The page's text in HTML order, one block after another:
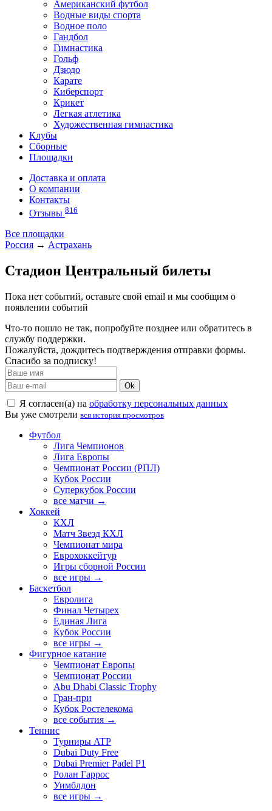
Американский футбол
Водные виды спорта
Водное поло
Гандбол
Гимнастика
Гольф
Дзюдо
Карате
Киберспорт
Крикет
Легкая атлетика
Художественная гимнастика
Клубы
Сборные
Площадки
Доставка и оплата
О компании
Контакты
Отзывы 816
Все площадки
Россия → Астрахань
Стадион Центральный билеты
Пока нет событий, оставьте свой email и мы сообщим о
появлении событий
Что-то пошло не так, попробуйте позднее или обратитесь в
службу поддержки.
Пожалуйста, дождитесь подтверждения отправки формы.
Спасибо за подписку!
Ok
Я согласен(а) на обработку персональных данных
Вы уже смотрели вся история просмотров
Футбол
Лига Чемпионов
Лига Европы
Чемпионат России (РПЛ)
Кубок России
Суперкубок России
все матчи →
Хоккей
КХЛ
Матч Звезд КХЛ
Чемпионат мира
Еврохоккейтур
Игры сборной России
все игры →
Баскетбол
Евролига
Финал Четырех
Единая Лига
Кубок России
все игры →
Фигурное катание
Чемпионат Европы
Чемпионат России
Abu Dhabi Classic Trophy
Гран-при
Кубок Ростелекома
все события →
Теннис
Турниры ATP
Dubai Duty Free
Dubai Premier Padel P1
Ролан Гаррос
Уимблдон
все игры →